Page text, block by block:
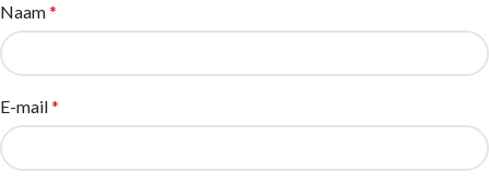
Naam*
E-mail*